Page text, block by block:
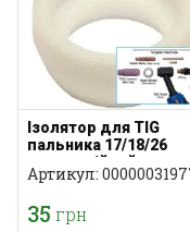
Ізолятор для TIG
пальника 17/18/26
термостійкий
Артикул:
35 грн